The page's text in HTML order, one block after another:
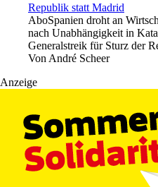
Republik statt Madrid
AboSpanien droht an
nach Unabhängigkeit in
Generalstreik für Sturz der
Von André Scheer
Anzeige